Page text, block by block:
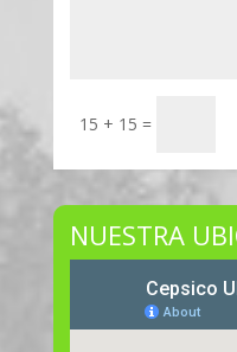
15 + 15 =
NUESTRA